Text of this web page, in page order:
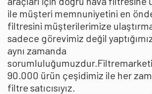
ile müşteri memnuniyetini en
filtresini müşterilerimize
sadece görevimiz değil
aynı zamanda
90.000 ürün çeşidimiz ile her
filtre satıcısıyız.